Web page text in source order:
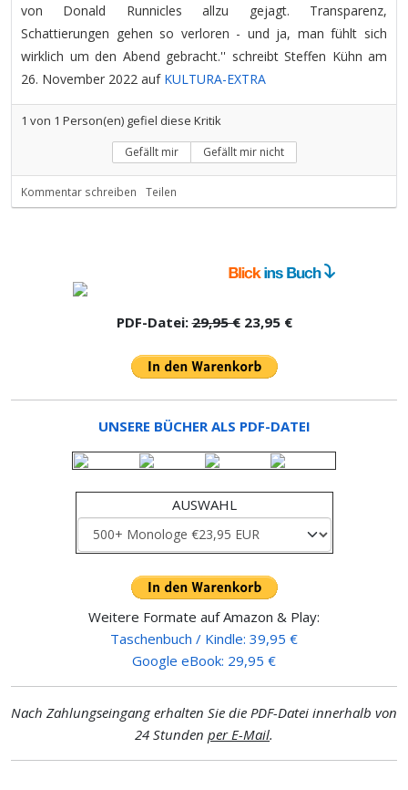
von Donald Runnicles allzu gejagt. Transparenz,
Schattierungen gehen so verloren - und ja, man fühlt sich
wirklich um den Abend gebracht.'' schreibt Steffen Kühn am
26. November 2022 auf KULTURA-EXTRA
1 von 1 Person(en) gefiel diese Kritik
Gefällt mir Gefällt mir nicht
Kommentar schreiben Teilen
PDF-Datei:29,95 €23,95 €
UNSERE BÜCHER ALS PDF-DATEI
AUSWAHL
Weitere Formate auf Amazon & Play:
Taschenbuch / Kindle: 39,95 €
Google eBook: 29,95 €
Nach Zahlungseingang erhalten Sie die PDF-Datei innerhalb von
24 Stunden per E-Mail.